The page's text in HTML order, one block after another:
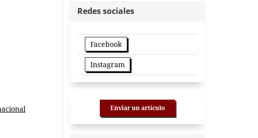
Redes sociales
Facebook
Instagram
Enviar un artículo